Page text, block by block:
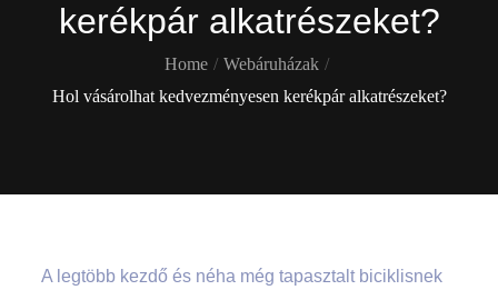
kerékpár alkatrészeket?
Home
Webáruházak
Hol vásárolhat kedvezményesen kerékpár alkatrészeket?
A legtöbb kezdő és néha még tapasztalt biciklisnek